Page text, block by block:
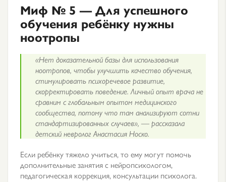
Миф № 5 — Для успешного
обучения ребёнку нужны
ноотропы
«Нет доказательной базы для использования
ноотропов, чтобы улучшить качество обучения,
стимулировать психоречевое развитие,
скорректировать поведение. Личный опыт врача не
сравним с глобальным опытом медицинского
сообщества, потому что там анализируют сотни
стандартизированных случаев», — рассказала
детский невролог Анастасия Носко.
Если ребёнку тяжело учиться, то ему могут помочь
дополнительные занятия с нейропсихологом,
педагогическая коррекция, консультации психолога.